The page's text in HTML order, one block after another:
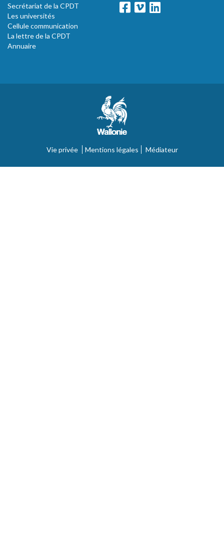
Secrétariat de la CPDT
Les universités
Cellule communication
La lettre de la CPDT
Annuaire
Vie privée Mentions légales Médiateur